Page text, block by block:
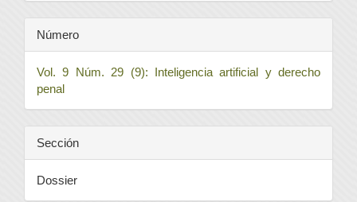
Número
Vol. 9 Núm. 29 (9): Inteligencia artificial y derecho
penal
Sección
Dossier